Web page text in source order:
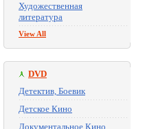
Художественная
литература
View All
DVD
Детектив, Боевик
Детское Кино
Документальное Кино